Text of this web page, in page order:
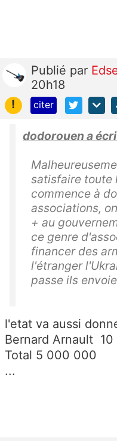
Publié par
20h18
!
citer
dodorouen a
satisfaire toute
commence à
associations,
+ au
ce genre
financer des
l'étranger
passe ils
l'etat va aussi
Bernard Arnault
Total 5 000 000
...